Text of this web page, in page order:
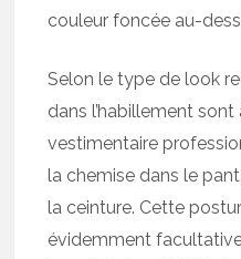
couleur foncée au-
Selon le type de look
dans l’habillement
vestimentaire
la chemise dans le
la ceinture. Cette
évidemment